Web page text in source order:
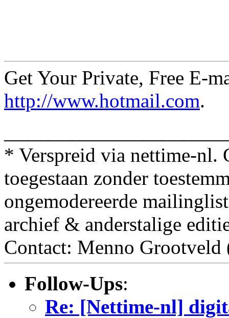
Get Your Private, Free E-
http://www.hotmail.com.
* Verspreid via nettime-nl.
toegestaan zonder
ongemodereerde
archief & anderstalige
Contact: Menno
Follow-Ups:
Re: [Nettime-nl]